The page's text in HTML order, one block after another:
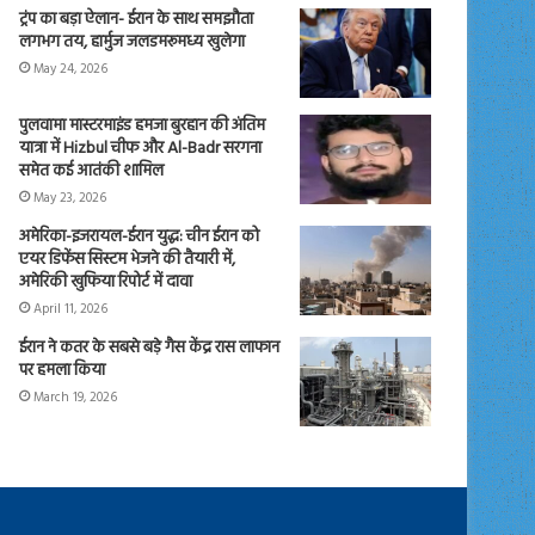
ट्रंप का बड़ा ऐलान- ईरान के साथ समझौता
लगभग तय, हार्मुज जलडमरूमध्य खुलेगा
May 24, 2026
पुलवामा मास्टरमाइंड हमजा बुरहान की अंतिम
यात्रा में Hizbul चीफ और Al-Badr सरगना
समेत कई आतंकी शामिल
May 23, 2026
अमेरिका-इजरायल-ईरान युद्ध: चीन ईरान को
एयर डिफेंस सिस्टम भेजने की तैयारी में,
अमेरिकी खुफिया रिपोर्ट में दावा
April 11, 2026
ईरान ने कतर के सबसे बड़े गैस केंद्र रास लाफान
पर हमला किया
March 19, 2026